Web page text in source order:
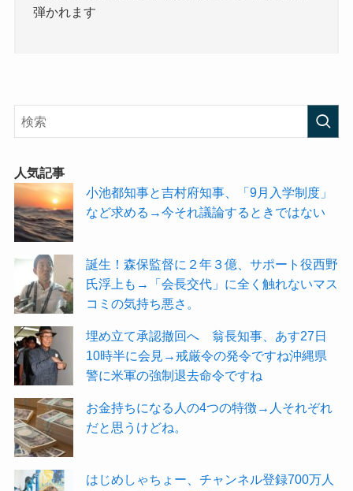
弾かれます
人気記事
小池都知事と吉村府知事、「9月入学制度」
など求める→今それ議論するときではない
誕生！森保監督に２年３億、サポート役西野
氏浮上も→「会長交代」に全く触れないマス
コミの気持ち悪さ。
埋め立て承認撤回へ 翁長知事、あす27日
10時半に会見→戒厳令の発令ですね沖縄県
警に米軍の強制退去命令ですね
お金持ちになる人の4つの特徴→人それぞれ
だと思うけどね。
はじめしゃちょー、チャンネル登録700万人